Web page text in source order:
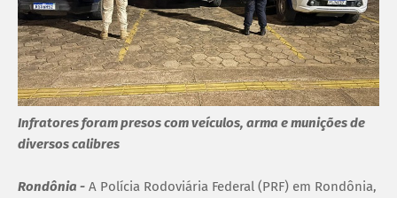
Infratores foram presos com veículos, arma e munições de
diversos calibres
Rondônia - A Polícia Rodoviária Federal (PRF) em Rondônia,